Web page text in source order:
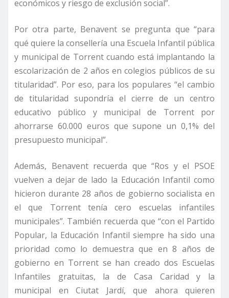
económicos y riesgo de exclusión social”.
Por otra parte, Benavent se pregunta que “para
qué quiere la consellería una Escuela Infantil pública
y municipal de Torrent cuando está implantando la
escolarización de 2 años en colegios públicos de su
titularidad”. Por eso, para los populares “el cambio
de titularidad supondría el cierre de un centro
educativo público y municipal de Torrent por
ahorrarse 60.000 euros que supone un 0,1% del
presupuesto municipal”.
Además, Benavent recuerda que “Ros y el PSOE
vuelven a dejar de lado la Educación Infantil como
hicieron durante 28 años de gobierno socialista en
el que Torrent tenía cero escuelas infantiles
municipales”. También recuerda que “con el Partido
Popular, la Educación Infantil siempre ha sido una
prioridad como lo demuestra que en 8 años de
gobierno en Torrent se han creado dos Escuelas
Infantiles gratuitas, la de Casa Caridad y la
municipal en Ciutat Jardí, que ahora quieren